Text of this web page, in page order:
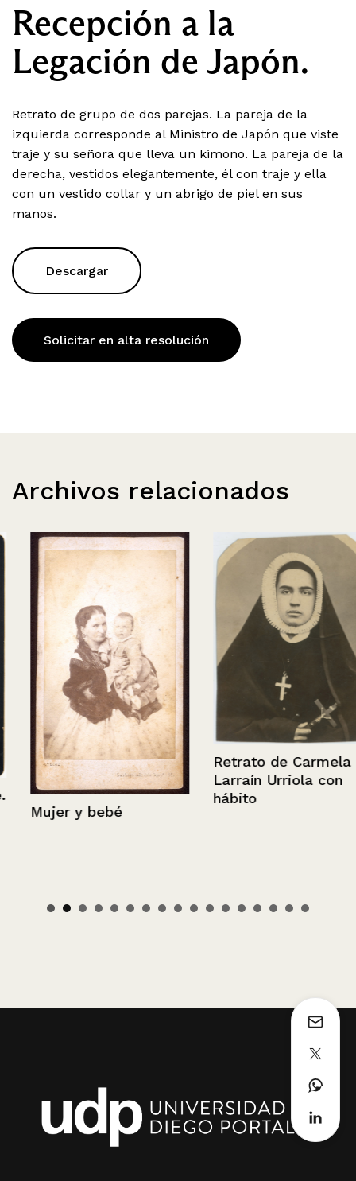
Recepción a la
Legación de Japón.
Retrato de grupo de dos parejas. La pareja de la
izquierda corresponde al Ministro de Japón que viste
traje y su señora que lleva un kimono. La pareja de la
derecha, vestidos elegantemente, él con traje y ella
con un vestido collar y un abrigo de piel en sus
manos.
Descargar
Solicitar en alta resolución
Archivos relacionados
Mujer y bebé
Retrato de Carmela
Larraín Urriola con
hábito